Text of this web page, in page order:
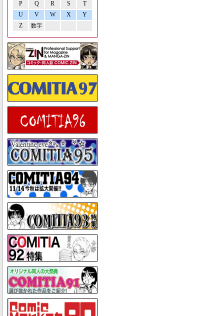
P Q R S
T
U
V W X
Y
Z
数字